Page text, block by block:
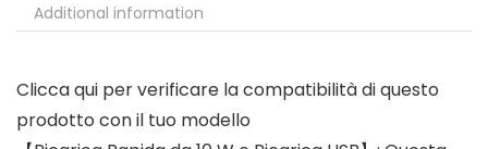
Additional information
Clicca qui per verificare la compatibilità di questo
prodotto con il tuo modello